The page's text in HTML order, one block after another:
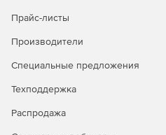
пользователей и групп
интерфейс администратора.
Работа в интерфейсе
программирования
Прайс-листы
Производители
Специальные предложения
Техподдержка
Распродажа